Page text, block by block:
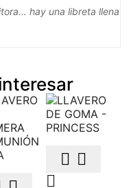
hay una libreta llena
 
